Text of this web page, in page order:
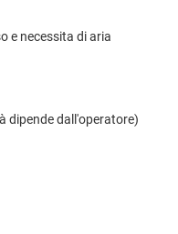
e necessita di aria
dipende dall'operatore)